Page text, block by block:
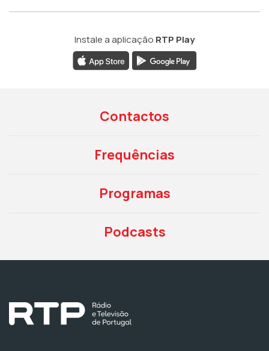
Instale a aplicação RTP Play
Contactos
Frequências
Programas
Podcasts